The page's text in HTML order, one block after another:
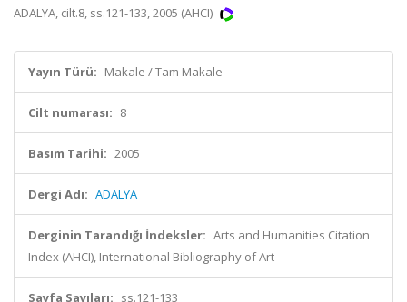
ADALYA, cilt.8, ss.121-133, 2005 (AHCI)
Yayın Türü: Makale / Tam Makale
Cilt numarası: 8
Basım Tarihi: 2005
Dergi Adı: ADALYA
Derginin Tarandığı İndeksler: Arts and Humanities Citation
Index (AHCI), International Bibliography of Art
Sayfa Sayıları: ss.121-133